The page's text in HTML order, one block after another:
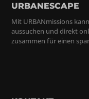
URBANESCAPE
Mit URBANmissions
aussuchen und direkt
zusammen für einen